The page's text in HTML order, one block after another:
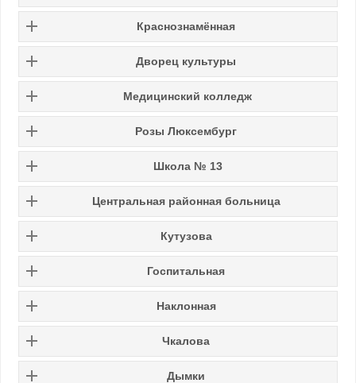
Краснознамённая
Дворец культуры
Медицинский колледж
Розы Люксембург
Школа № 13
Центральная районная больница
Кутузова
Госпитальная
Наклонная
Чкалова
Дымки